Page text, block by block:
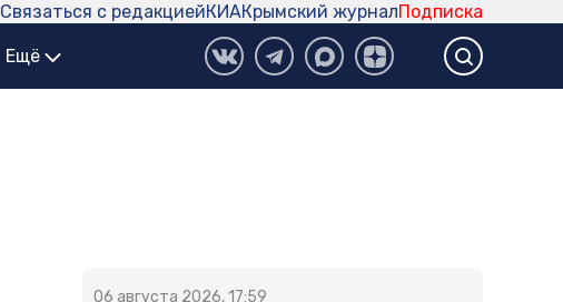
Подписка
Крымский журнал
КИА
Связаться с редакцией
Ещё
06 августа 2026, 17:59